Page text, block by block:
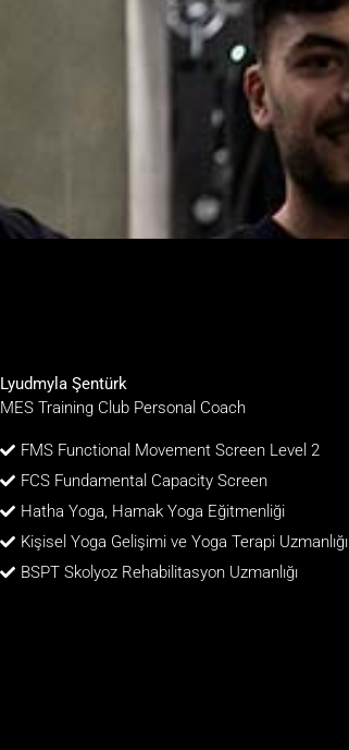
Lyudmyla Şentürk
MES Training Club Personal Coach
FMS Functional Movement Screen Level 2
FCS Fundamental Capacity Screen
Hatha Yoga, Hamak Yoga Eğitmenliği
Kişisel Yoga Gelişimi ve Yoga Terapi Uzmanlığı
BSPT Skolyoz Rehabilitasyon Uzmanlığı